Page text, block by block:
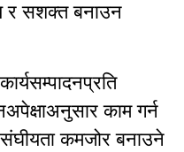
र सशक्त बनाउन
काम गर्न
कमजोर बनाउने